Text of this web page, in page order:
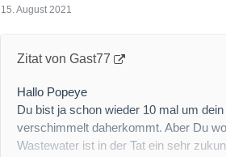
15. August 2021
Zitat von Gast77
Hallo Popeye
Du bist ja schon wieder 10 mal um
verschimmelt daherkommt. Aber Du
Wastewater ist in der Tat ein sehr